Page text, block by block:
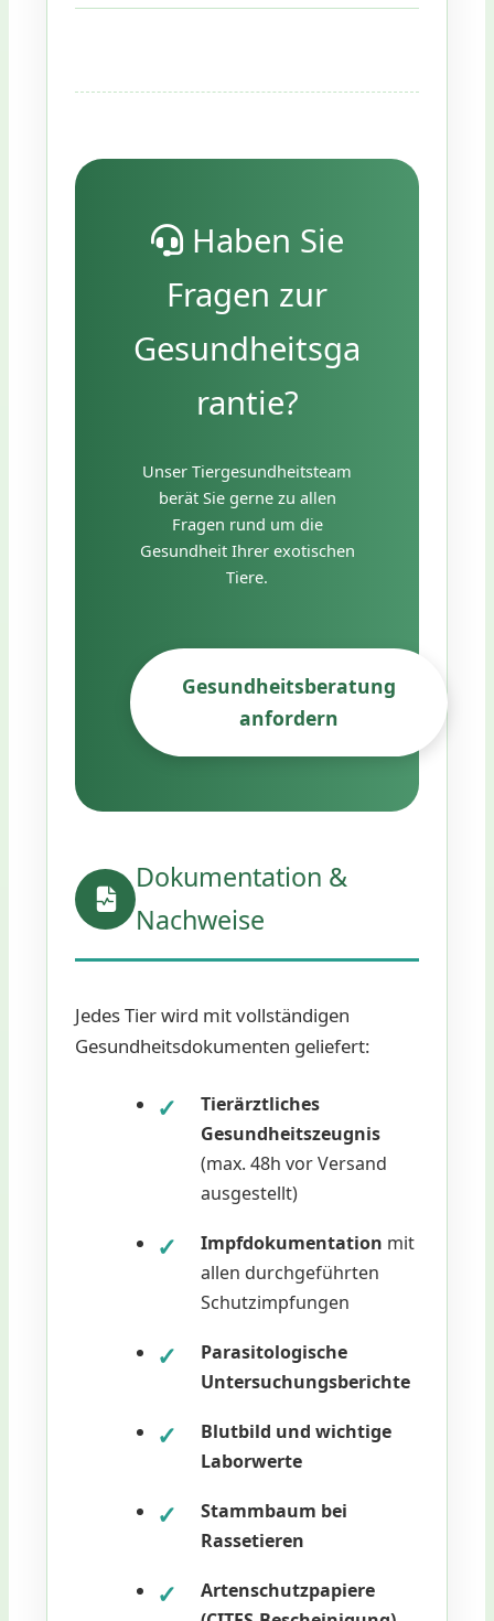
Haben Sie
Fragen zur
Gesundheitsga
rantie?
Unser Tiergesundheitsteam
berät Sie gerne zu allen
Fragen rund um die
Gesundheit Ihrer exotischen
Tiere.
Gesundheitsberatung
anfordern
Dokumentation &
Nachweise
Jedes Tier wird mit vollständigen
Gesundheitsdokumenten geliefert:
Tierärztliches
Gesundheitszeugnis
(max. 48h vor Versand
ausgestellt)
Impfdokumentation mit
allen durchgeführten
Schutzimpfungen
Parasitologische
Untersuchungsberichte
Blutbild und wichtige
Laborwerte
Stammbaum bei
Rassetieren
Artenschutzpapiere